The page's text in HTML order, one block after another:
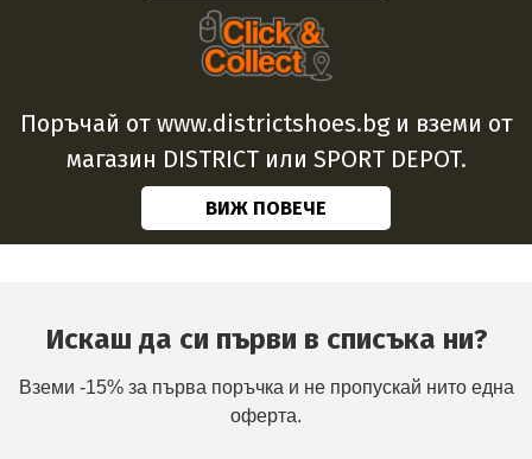
Поръчай от www.districtshoes.bg и вземи от
магазин DISTRICT или SPORT DEPOT.
ВИЖ ПОВЕЧЕ
Искаш да си първи в списъка ни?
Вземи -15% за първа поръчка и не пропускай нито една
оферта.